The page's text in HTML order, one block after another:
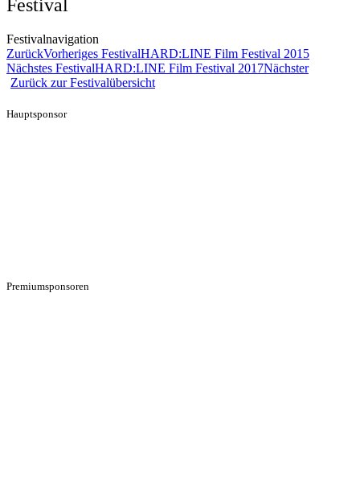
Festival
Festivalnavigation
ZurückVorheriges FestivalHARD:LINE Film Festival 2015
Nächstes FestivalHARD:LINE Film Festival 2017Nächster
Zurück zur Festivalübersicht
Hauptsponsor
Premiumsponsoren